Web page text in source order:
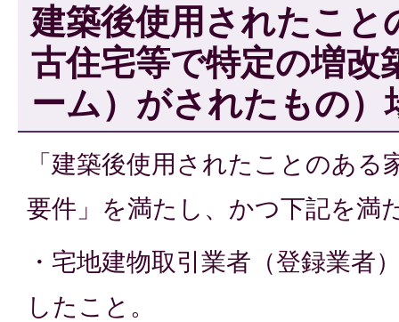
建築後使用されたこと
古住宅等で特定の増改
ーム）がされたもの）
「建築後使用されたことのある
要件」を満たし、かつ下記を満
・宅地建物取引業者（登録業者
したこと。